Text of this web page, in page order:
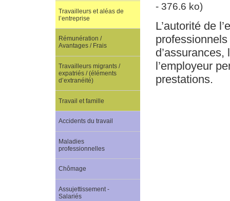
- 376.6 ko)
L’autorité de
l’employeur
prestations.
Travailleurs et aléas de
l’entreprise
Rémunération /
Avantages / Frais
Travailleurs migrants /
expatriés / (éléments
d’extranéité)
Travail et famille
Accidents du travail
Maladies
professionnelles
Chômage
Assujettissement -
Salariés